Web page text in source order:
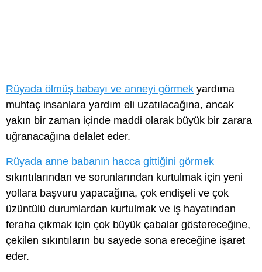
Rüyada ölmüş babayı ve anneyi görmek yardıma
muhtaç insanlara yardım eli uzatılacağına, ancak
yakın bir zaman içinde maddi olarak büyük bir zarara
uğranacağına delalet eder.
Rüyada anne babanın hacca gittiğini görmek
sıkıntılarından ve sorunlarından kurtulmak için yeni
yollara başvuru yapacağına, çok endişeli ve çok
üzüntülü durumlardan kurtulmak ve iş hayatından
feraha çıkmak için çok büyük çabalar göstereceğine,
çekilen sıkıntıların bu sayede sona ereceğine işaret
eder.